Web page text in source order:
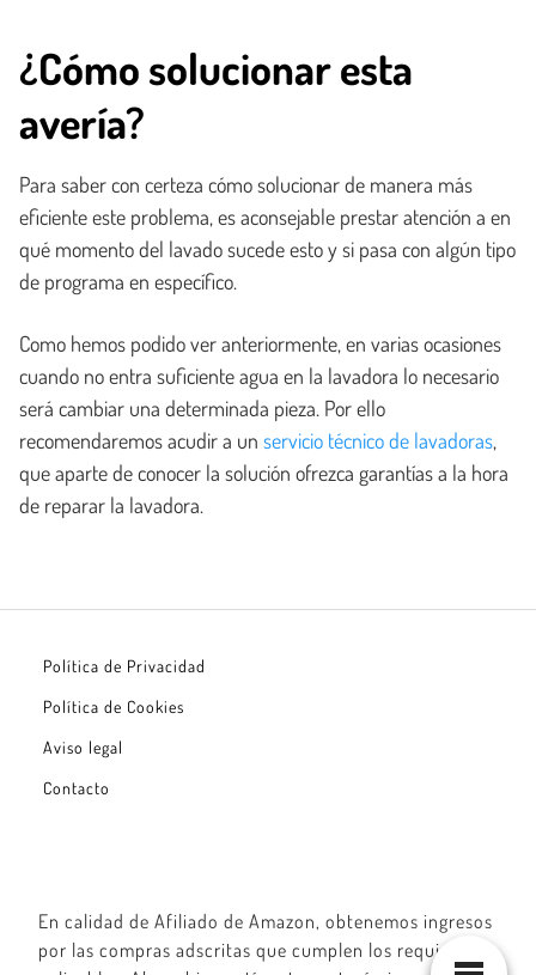
¿Cómo solucionar esta
avería?
Para saber con certeza cómo solucionar de manera más
eficiente este problema, es aconsejable prestar atención a en
qué momento del lavado sucede esto y si pasa con algún tipo
de programa en específico.
Como hemos podido ver anteriormente, en varias ocasiones
cuando no entra suficiente agua en la lavadora lo necesario
será cambiar una determinada pieza. Por ello
recomendaremos acudir a un servicio técnico de lavadoras,
que aparte de conocer la solución ofrezca garantías a la hora
de reparar la lavadora.
Política de Privacidad
Política de Cookies
Aviso legal
Contacto
En calidad de Afiliado de Amazon, obtenemos ingresos
por las compras adscritas que cumplen los requisitos